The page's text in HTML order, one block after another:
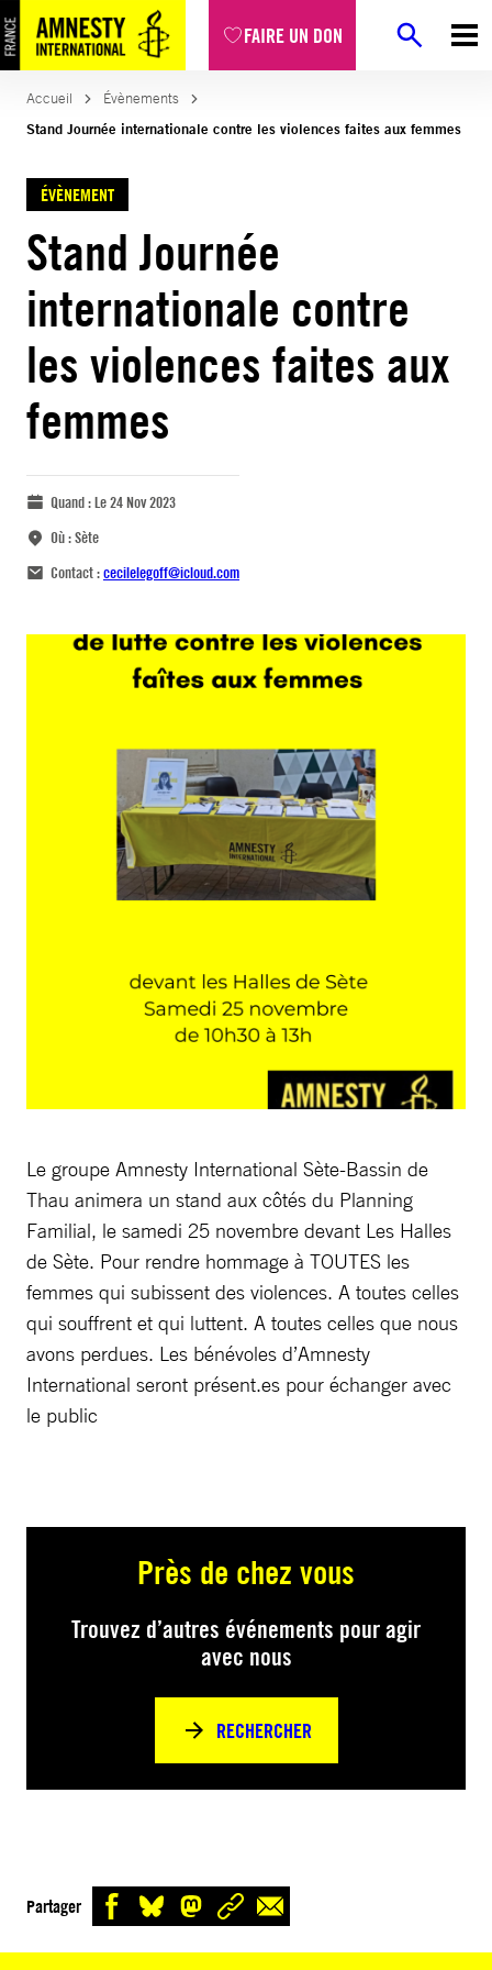
FAIRE UN DON
Accueil
Évènements
Stand Journée internationale contre les violences faites aux femmes
ÉVÈNEMENT
Stand Journée
internationale contre
les violences faites aux
femmes
Quand :Le 24 Nov 2023
Où :Sète
Contact :cecilelegoff@icloud.com
Le groupe Amnesty International Sète-Bassin de
Thau animera un stand aux côtés du Planning
Familial, le samedi 25 novembre devant Les Halles
de Sète. Pour rendre hommage à TOUTES les
femmes qui subissent des violences. A toutes celles
qui souffrent et qui luttent. A toutes celles que nous
avons perdues. Les bénévoles d’Amnesty
International seront présent.es pour échanger avec
le public
Près de chez vous
Trouvez d’autres événements pour agir
avec nous
RECHERCHER
Partager